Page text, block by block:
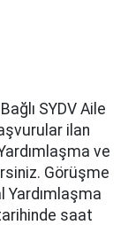
SYDV Aile
ilan
ve
Görüşme
Yardımlaşma
saat